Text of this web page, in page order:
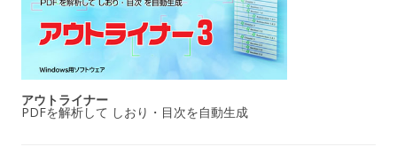
アウトライナー
PDFを解析して しおり・目次を自動生成